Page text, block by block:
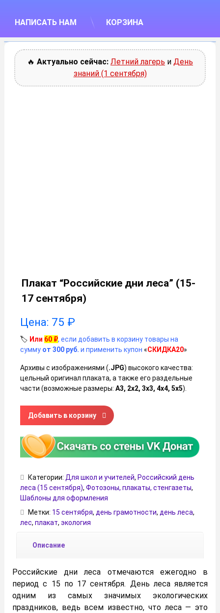
НАПИСАТЬ НАМ КОРЗИНА
🔥 Актуально сейчас: Летний лагерь и День
знаний (1 сентября)
Плакат “Российские дни леса” (15-
17 сентября)
Цена: 75 ₽
🏷️ Или 60 ₽, если добавить в корзину товары на
сумму от 300 руб. и применить купон «СКИДКА20»
Архивы с изображениями (.JPG) высокого качества:
цельный оригинал плаката, а также его раздельные
части (возможные размеры: А3, 2х2, 3х3, 4х4, 5х5).
Количество товара Плакат "Российские дни леса" (15-17
Добавить в корзину
Категории: Для школ и учителей, Российский день
леса (15 сентября), Фотозоны, плакаты, стенгазеты,
Шаблоны для оформления
Метки: 15 сентября, день грамотности, день леса,
лес, плакат, экология
Описание
Российские дни леса отмечаются ежегодно в
период с 15 по 17 сентября. День леса является
одним из самых значимых экологических
праздников, ведь всем известно, что леса — это